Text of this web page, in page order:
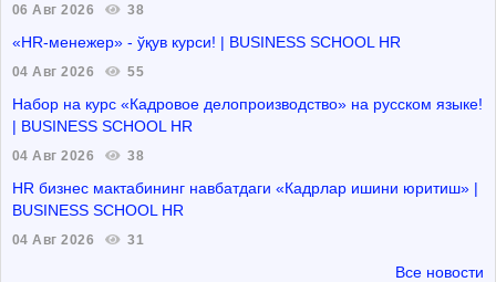
06 Авг 2026 38
«HR-менежер» - ўқув курси! | BUSINESS SCHOOL HR
04 Авг 2026 55
Набор на курс «Кадровое делопроизводство» на русском языке!
| BUSINESS SCHOOL HR
04 Авг 2026 38
HR бизнес мактабининг навбатдаги «Кадрлар ишини юритиш» |
BUSINESS SCHOOL HR
04 Авг 2026 31
Все новости